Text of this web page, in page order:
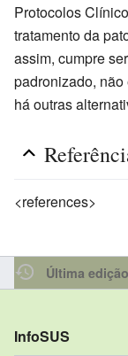
Protocolos
tratamento da
assim, cumpre
padronizado,
há outras
<references>
Última
InfoSUS